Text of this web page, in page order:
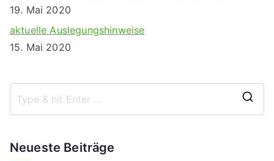
19. Mai 2020
aktuelle Auslegungshinweise
15. Mai 2020
Neueste Beiträge